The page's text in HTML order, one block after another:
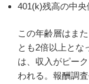
401(k)残高の中央
この年齢層はま
とも2倍以上とな
は、収入がピー
われる。報酬調